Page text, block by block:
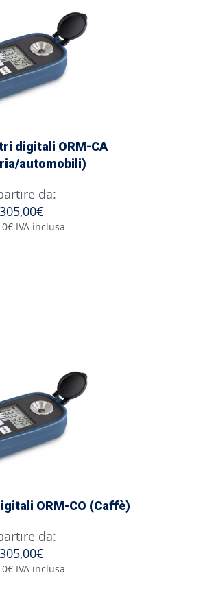
digitali ORM-CA
automobili)
da:
305,00€
IVA inclusa
ORM-CO (Caffè)
da:
305,00€
IVA inclusa